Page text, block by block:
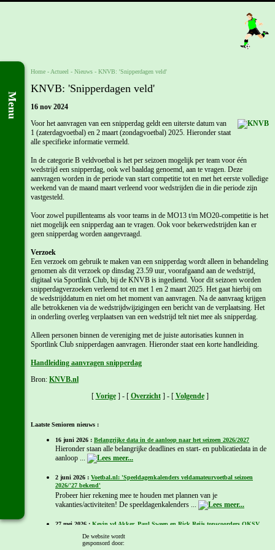
Menu
Home - Actueel - Nieuws - KNVB: 'Snipperdagen veld'
KNVB: 'Snipperdagen veld'
16 nov 2024
Voor het aanvragen van een snipperdag geldt een uiterste datum van
1 (zaterdagvoetbal) en 2 maart (zondagvoetbal) 2025. Hieronder staat
alle specifieke informatie vermeld.
In de categorie B veldvoetbal is het per seizoen mogelijk per team voor één
wedstrijd een snipperdag, ook wel baaldag genoemd, aan te vragen. Deze
aanvragen worden in de periode van start competitie tot en met het eerste volledige
weekend van de maand maart verleend voor wedstrijden die in die periode zijn
vastgesteld.
Voor zowel pupillenteams als voor teams in de MO13 t/m MO20-competitie is het
niet mogelijk een snipperdag aan te vragen. Ook voor bekerwedstrijden kan er
geen snipperdag worden aangevraagd.
Verzoek
Een verzoek om gebruik te maken van een snipperdag wordt alleen in behandeling
genomen als dit verzoek op dinsdag 23.59 uur, voorafgaand aan de wedstrijd,
digitaal via Sportlink Club, bij de KNVB is ingediend. Voor dit seizoen worden
snipperdagverzoeken verleend tot en met 1 en 2 maart 2025. Het gaat hierbij om
de wedstrijddatum en niet om het moment van aanvragen. Na de aanvraag krijgen
alle betrokkenen via de wedstrijdwijzigingen een bericht van de verplaatsing. Het
in onderling overleg verplaatsen van een wedstrijd telt niet mee als snipperdag.
Alleen personen binnen de vereniging met de juiste autorisaties kunnen in
Sportlink Club snipperdagen aanvragen. Hieronder staat een korte handleiding.
Handleiding aanvragen snipperdag
Bron: KNVB.nl
[ Vorige] - [ Overzicht] - [ Volgende]
Laatste Senioren nieuws :
16 juni 2026 : Belangrijke data in de aanloop naar het seizoen 2026/2027
Hieronder staan alle belangrijke deadlines en start- en publicatiedata in de
aanloop ...
2 juni 2026 : Voetbal.nl: 'Speeldagenkalenders veldamateurvoetbal seizoen
2026/'27 bekend'
Probeer hier rekening mee te houden met plannen van je
vakanties/activiteiten! De speeldagenkalenders ...
27 mei 2026 : Kevin vd Akker, Paul Sweep en Rick Reijs topscoorders OKSV
met 12 doelpunten
Ted Schmitz volgt hen op de tweede plaats met 10 doelpunten
De website wordt
gesponsord door: